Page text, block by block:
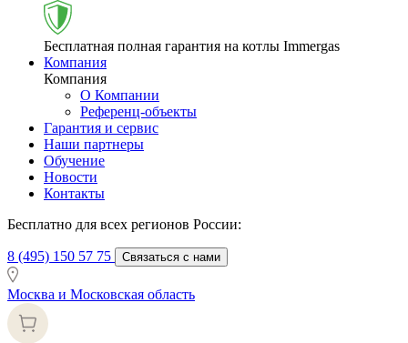
Бесплатная полная гарантия на котлы Immergas
Компания
Компания
О Компании
Референц-объекты
Гарантия и сервис
Наши партнеры
Обучение
Новости
Контакты
Бесплатно для всех регионов России:
8 (495) 150 57 75 Связаться с нами
Москва и Московская область